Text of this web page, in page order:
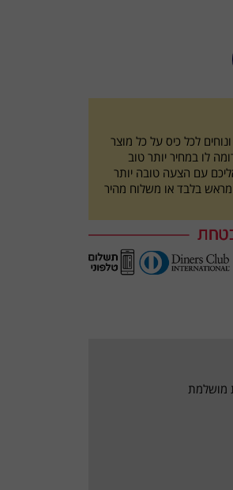
לכל כיס על כל מוצר
לו במחיר יותר טוב
עם הצעה טובה יותר
תקווה בתיאום מראש בלבד או משלוח מהיר
מושלמת